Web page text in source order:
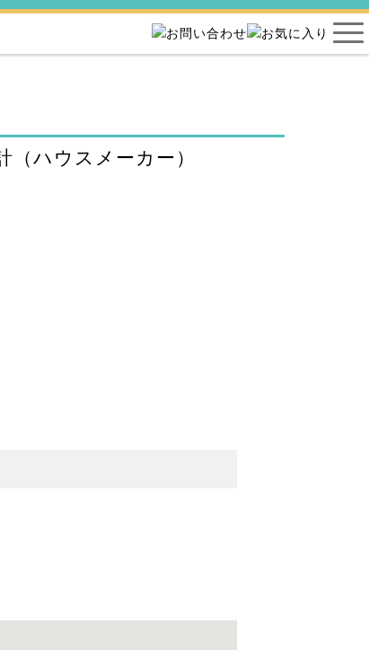
ハウスメーカー）